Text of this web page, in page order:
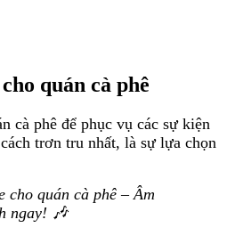
quán cà phê
cà phê để phục vụ các sự kiện
trơn tru nhất, là sự lựa chọn
cho quán cà phê – Âm
ngay! 🎶